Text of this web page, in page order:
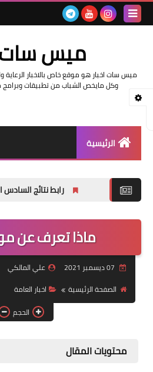
ميس سات
ميس سات اخبار هو موقع خاص بالاخبار الرعاية
وكل مايخص الشباب من تطبيقات وبرامج
الرئيسية
التقاعد
قسم
قطع
رابط نتائج السادس الاعدادي 2026 الدور الاول في العراق | موقع نتائجنا
ماذا تعرف عن
علي المالكي
الصفحة الرئيسية
اخبار العامة
الحجم
محتويات المقال